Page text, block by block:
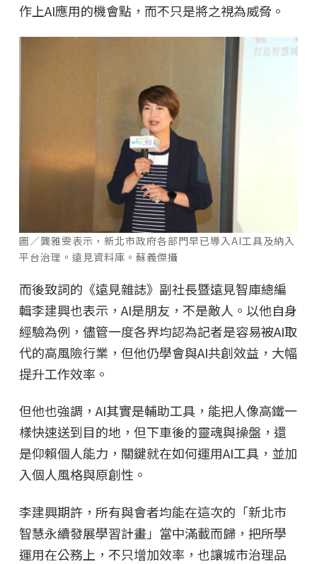
作上AI應用的機會點，而不只是將之視為威脅。
圖／龔雅雯表示，新北市政府各部門早已導入AI工具及納入
平台治理。遠見資料庫。蘇義傑攝
而後致詞的《遠見雜誌》副社長暨遠見智庫總編
輯李建興也表示，AI是朋友，不是敵人。以他自身
經驗為例，儘管一度各界均認為記者是容易被AI取
代的高風險行業，但他仍學會與AI共創效益，大幅
提升工作效率。
但他也強調，AI其實是輔助工具，能把人像高鐵一
樣快速送到目的地，但下車後的靈魂與操盤，還
是仰賴個人能力，關鍵就在如何運用AI工具，並加
入個人風格與原創性。
李建興期許，所有與會者均能在這次的「新北市
智慧永續發展學習計畫」當中滿載而歸，把所學
運用在公務上，不只增加效率，也讓城市治理品